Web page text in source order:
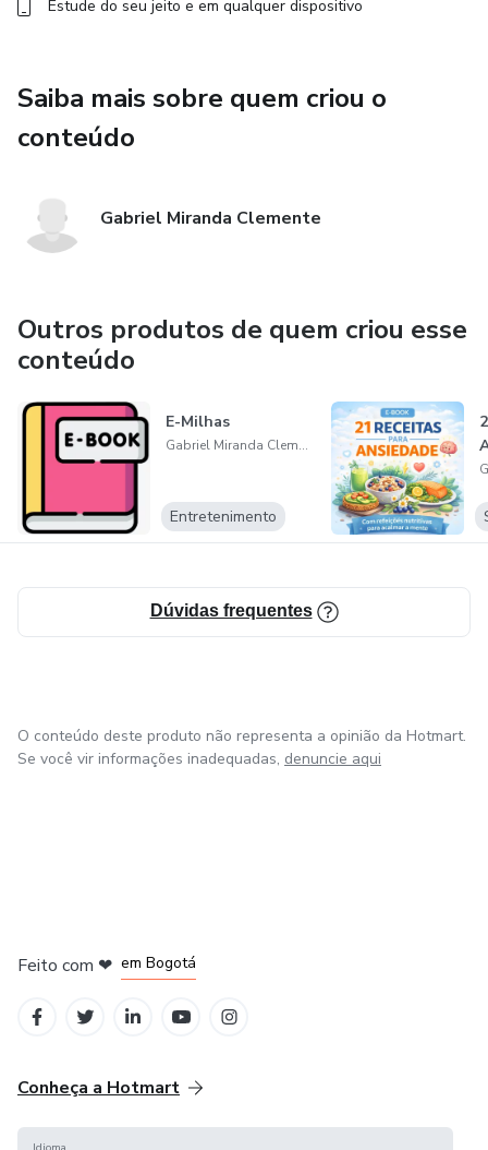
Estude do seu jeito e em qualquer dispositivo
Saiba mais sobre quem criou o
conteúdo
Gabriel Miranda Clemente
Outros produtos de quem criou esse
conteúdo
E-Milhas
Gabriel Miranda Clemente
Entretenimento
Dúvidas frequentes
O conteúdo deste produto não representa a opinião da Hotmart.
Se você vir informações inadequadas, denuncie aqui
Feito com ❤ em Bogotá
Conheça a Hotmart